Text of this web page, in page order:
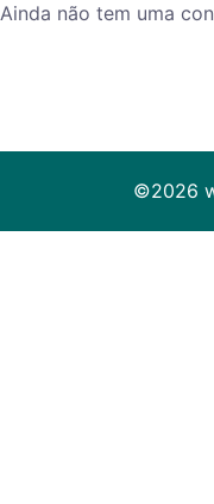
Ainda não tem uma
©2026